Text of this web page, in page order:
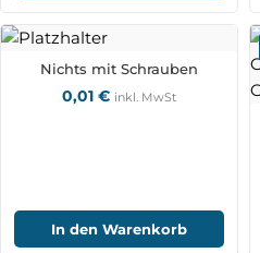
Nichts mit Schrauben
0,01 € inkl. MwSt
In den Warenkorb